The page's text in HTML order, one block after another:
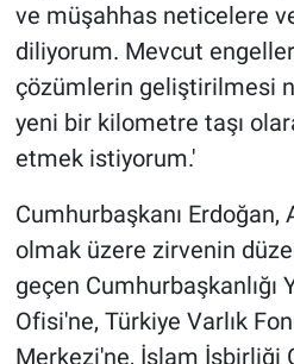
ve müşahhas neticelere
diliyorum. Mevcut
çözümlerin geliştirilmesi
yeni bir kilometre taşı
etmek istiyorum.'
Cumhurbaşkanı
olmak üzere zirvenin
geçen Cumhurbaşkanlığı
Ofisi'ne, Türkiye Varlık
Merkezi'ne, İslam İşbirliği